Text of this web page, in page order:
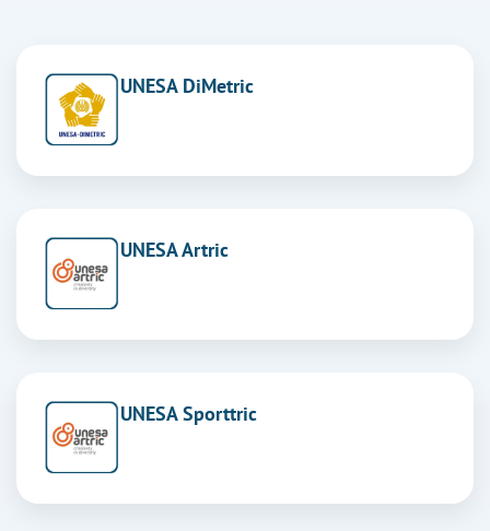
UNESA DiMetric
UNESA Artric
UNESA Sporttric